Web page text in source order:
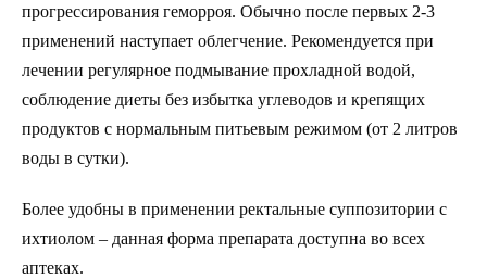
прогрессирования геморроя. Обычно после первых 2-3
применений наступает облегчение. Рекомендуется при
лечении регулярное подмывание прохладной водой,
соблюдение диеты без избытка углеводов и крепящих
продуктов с нормальным питьевым режимом (от 2 литров
воды в сутки).
Более удобны в применении ректальные суппозитории с
ихтиолом – данная форма препарата доступна во всех
аптеках.